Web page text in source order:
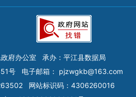
府办公室
承办：平江县数据局
号 电子邮箱： pjzwgkb@163.com
网站标识码：4306260016